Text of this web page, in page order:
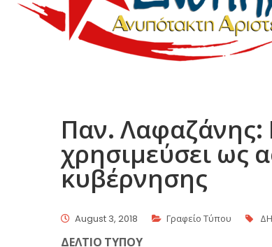
Παν. Λαφαζάνης:
χρησιμεύσει ως
κυβέρνησης
August 3, 2018 Γραφείο Τύπου
ΔΕΛΤΙΟ ΤΥΠΟΥ